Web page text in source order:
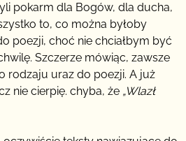
pokarm dla Bogów, dla ducha,
to, co można byłoby
poezji, choć nie chciałbym być
Szczerze mówiąc, zawsze
rodzaju uraz do poezji. A już
nie cierpię. chyba, że „Wlazł